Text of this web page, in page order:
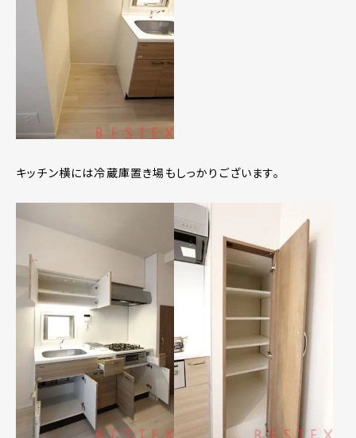
キッチン横には冷蔵庫置き場もしっかりございます。